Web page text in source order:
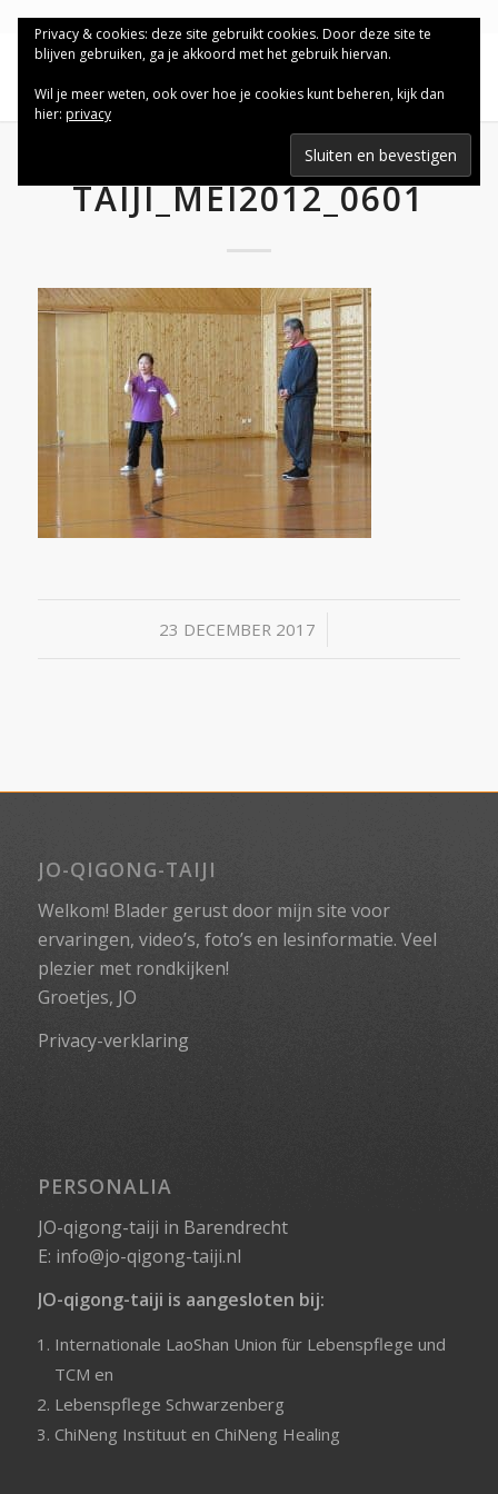
TAIJI_MEI2012_0601
23 DECEMBER 2017
/
JO-QIGONG-TAIJI
Welkom! Blader gerust door mijn site voor
ervaringen, video’s, foto’s en lesinformatie. Veel
plezier met rondkijken!
Groetjes, JO
Privacy-verklaring
PERSONALIA
JO-qigong-taiji in Barendrecht
E: info@jo-qigong-taiji.nl
JO-qigong-taiji is aangesloten bij:
Internationale LaoShan Union für Lebenspflege und
TCM en
Lebenspflege Schwarzenberg
ChiNeng Instituuten ChiNeng Healing
Privacy & cookies: deze site gebruikt cookies. Door deze site te
blijven gebruiken, ga je akkoord met het gebruik hiervan.
Wil je meer weten, ook over hoe je cookies kunt beheren, kijk dan
hier: privacy